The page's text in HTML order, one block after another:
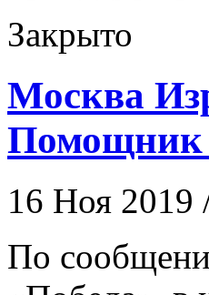
Закрыто
Москва
Помощник
16 Ноя 2019
Пo